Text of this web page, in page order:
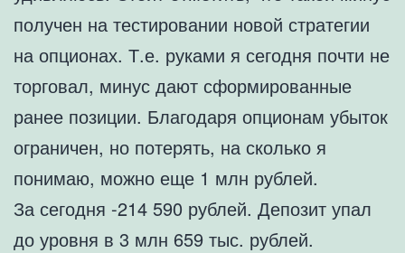
получен на тестировании новой стратегии
на опционах. Т.е. руками я сегодня почти не
торговал, минус дают сформированные
ранее позиции. Благодаря опционам убыток
ограничен, но потерять, на сколько я
понимаю, можно еще 1 млн рублей.
За сегодня -214 590 рублей. Депозит упал
до уровня в 3 млн 659 тыс. рублей.